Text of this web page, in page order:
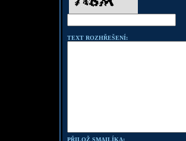
TEXT ROZHŘEŠENÍ:
PŘILOŽ SMAILÍKA: